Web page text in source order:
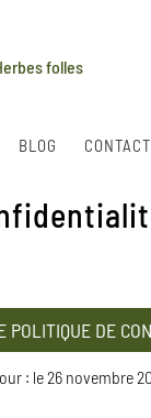
BLOG CONTACT
POLITIQUE DE
: le 26 novembre